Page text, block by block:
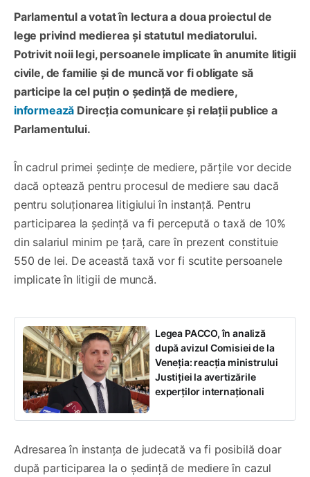
Parlamentul a votat în lectura a doua proiectul de
lege privind medierea și statutul mediatorului.
Potrivit noii legi, persoanele implicate în anumite litigii
civile, de familie și de muncă vor fi obligate să
participe la cel puțin o ședință de mediere,
informează Direcția comunicare și relații publice a
Parlamentului.
În cadrul primei ședințe de mediere, părțile vor decide
dacă optează pentru procesul de mediere sau dacă
pentru soluționarea litigiului în instanță. Pentru
participarea la ședință va fi percepută o taxă de 10%
din salariul minim pe țară, care în prezent constituie
550 de lei. De această taxă vor fi scutite persoanele
implicate în litigii de muncă.
Legea PACCO, în analiză
după avizul Comisiei de la
Veneția: reacția ministrului
Justiției la avertizările
experților internaționali
Adresarea în instanța de judecată va fi posibilă doar
după participarea la o ședință de mediere în cazul